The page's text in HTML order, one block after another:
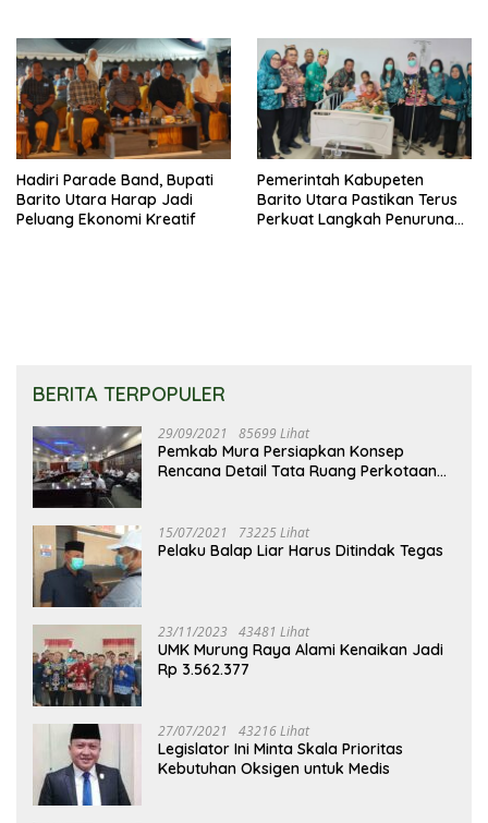
Hadiri Parade Band, Bupati
Barito Utara Harap Jadi
Peluang Ekonomi Kreatif
Pemerintah Kabupeten
Barito Utara Pastikan Terus
Perkuat Langkah Penurunan
BERITA TERPOPULER
29/09/2021 85699 Lihat
Pemkab Mura Persiapkan Konsep
Rencana Detail Tata Ruang Perkotaan
15/07/2021 73225 Lihat
Pelaku Balap Liar Harus Ditindak Tegas
23/11/2023 43481 Lihat
UMK Murung Raya Alami Kenaikan Jadi
Rp 3.562.377
27/07/2021 43216 Lihat
Legislator Ini Minta Skala Prioritas
Kebutuhan Oksigen untuk Medis